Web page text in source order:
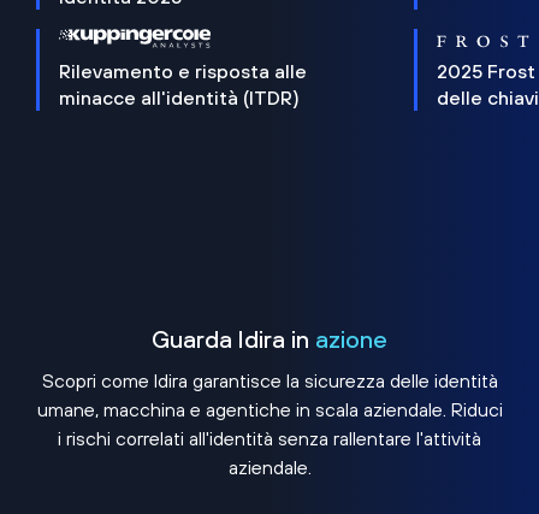
Rilevamento e risposta alle
minacce all'identità (ITDR)
2025 Frost
delle
Guarda Idira in azione
Scopri come Idira garantisce la sicurezza delle identità
umane, macchina e agentiche in scala aziendale. Riduci
i rischi correlati all'identità senza rallentare l'attività
aziendale.